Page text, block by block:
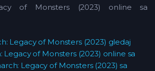
of Monsters (2023) online sa
Legacy of Monsters (2023) gledaj
Legacy of Monsters (2023) online sa
Legacy of Monsters (2023) sa